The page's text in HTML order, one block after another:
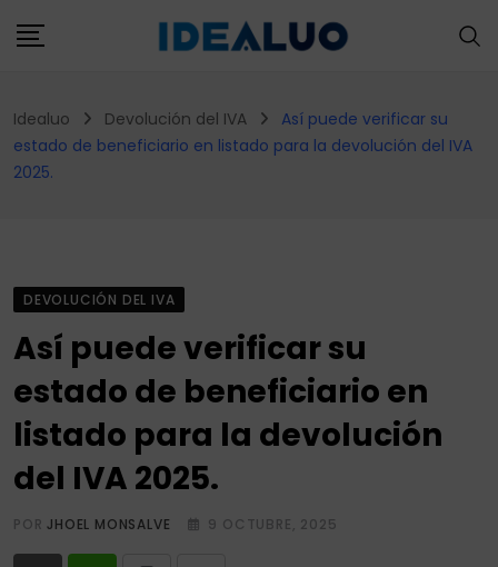
to
Idealuo Devolución del IVA
Así puede verificar su
estado de beneficiario en listado para la devolución del IVA
2025.
DEVOLUCIÓN DEL IVA
Así puede verificar su
estado de beneficiario en
listado para la devolución
del IVA 2025.
PORJHOEL MONSALVE 9 OCTUBRE, 2025